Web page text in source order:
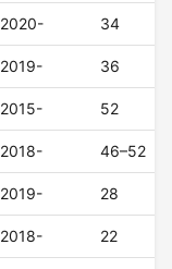
2020- 34
2019- 36
2015- 52
2018- 46–52
2019- 28
2018- 22